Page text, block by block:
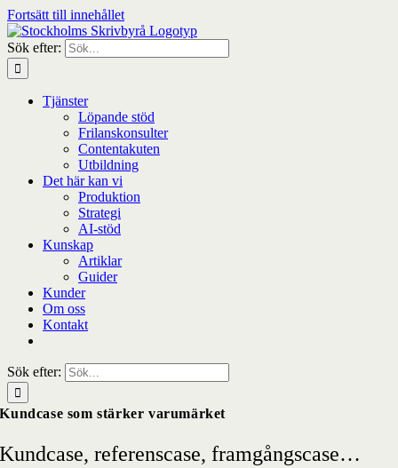
Fortsätt till innehållet
Sök efter:
Tjänster
Löpande stöd
Frilanskonsulter
Contentakuten
Utbildning
Det här kan vi
Produktion
Strategi
AI-stöd
Kunskap
Artiklar
Guider
Kunder
Om oss
Kontakt
Sök efter:
Kundcase som stärker varumärket
Kundcase, referenscase, framgångscase…